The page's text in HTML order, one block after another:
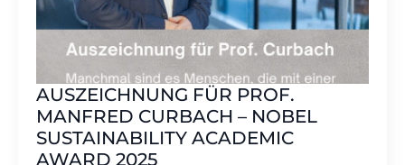
AUSZEICHNUNG FÜR PROF.
MANFRED CURBACH – NOBEL
SUSTAINABILITY ACADEMIC
AWARD 2025